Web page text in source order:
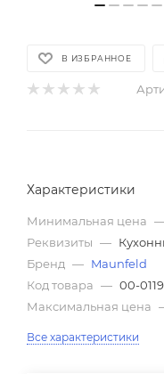
В ИЗБРАННОЕ
Характеристики
Минимальная цена
Реквизиты —
Бренд — Maunfeld
Код товара — 00-
Максимальная цена
Все характеристики